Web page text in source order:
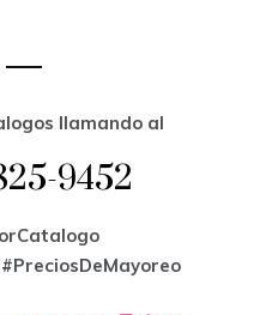
llamando al
9452
#PreciosDeMayoreo